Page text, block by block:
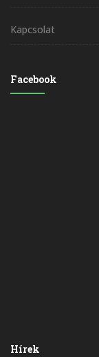
Kapcsolat
Facebook
Hírek